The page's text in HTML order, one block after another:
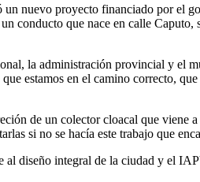
nuevo proyecto financiado por el
conducto que nace en calle
la administración provincial y el
estamos en el camino correcto,
de un colector cloacal que viene
si no se hacía este trabajo que
diseño integral de la ciudad y el